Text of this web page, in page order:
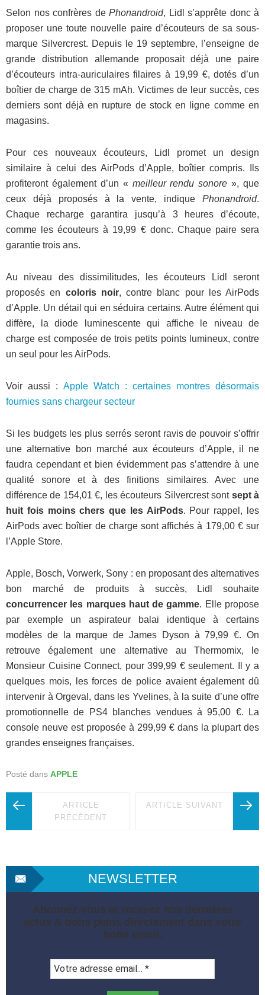
Selon nos confrères de Phonandroid, Lidl s’apprête donc à
proposer une toute nouvelle paire d’écouteurs de sa sous-
marque Silvercrest. Depuis le 19 septembre, l’enseigne de
grande distribution allemande proposait déjà une paire
d’écouteurs intra-auriculaires filaires à 19,99 €, dotés d’un
boîtier de charge de 315 mAh. Victimes de leur succès, ces
derniers sont déjà en rupture de stock en ligne comme en
magasins.
Pour ces nouveaux écouteurs, Lidl promet un design
similaire à celui des AirPods d’Apple, boîtier compris. Ils
profiteront également d’un « meilleur rendu sonore », que
ceux déjà proposés à la vente, indique Phonandroid.
Chaque recharge garantira jusqu’à 3 heures d’écoute,
comme les écouteurs à 19,99 € donc. Chaque paire sera
garantie trois ans.
Au niveau des dissimilitudes, les écouteurs Lidl seront
proposés en coloris noir, contre blanc pour les AirPods
d’Apple. Un détail qui en séduira certains. Autre élément qui
diffère, la diode luminescente qui affiche le niveau de
charge est composée de trois petits points lumineux, contre
un seul pour les AirPods.
Voir aussi : Apple Watch : certaines montres désormais
fournies sans chargeur secteur
Si les budgets les plus serrés seront ravis de pouvoir s’offrir
une alternative bon marché aux écouteurs d’Apple, il ne
faudra cependant et bien évidemment pas s’attendre à une
qualité sonore et à des finitions similaires. Avec une
différence de 154,01 €, les écouteurs Silvercrest sont sept à
huit fois moins chers que les AirPods. Pour rappel, les
AirPods avec boîtier de charge sont affichés à 179,00 € sur
l’Apple Store.
Apple, Bosch, Vorwerk, Sony : en proposant des alternatives
bon marché de produits à succès, Lidl souhaite
concurrencer les marques haut de gamme. Elle propose
par exemple un aspirateur balai identique à certains
modèles de la marque de James Dyson à 79,99 €. On
retrouve également une alternative au Thermomix, le
Monsieur Cuisine Connect, pour 399,99 € seulement. Il y a
quelques mois, les forces de police avaient également dû
intervenir à Orgeval, dans les Yvelines, à la suite d’une offre
promotionnelle de PS4 blanches vendues à 95,00 €. La
console neuve est proposée à 299,99 € dans la plupart des
grandes enseignes françaises.
Posté dans APPLE
ARTICLE
PRÉCÉDENT
ARTICLE SUIVANT
NEWSLETTER
Abonnez-vous et recevez nos dernières
actus & bons plans directement dans votre
boite email.
adresse